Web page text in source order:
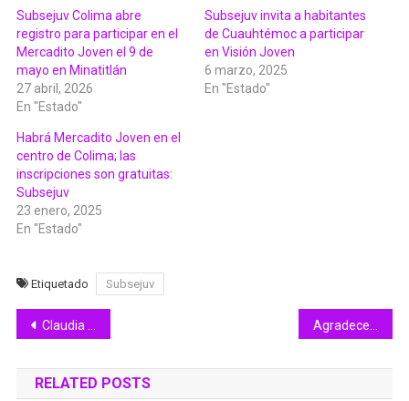
Subsejuv Colima abre
registro para participar en el
Mercadito Joven el 9 de
mayo en Minatitlán
27 abril, 2026
En "Estado"
Subsejuv invita a habitantes
de Cuauhtémoc a participar
en Visión Joven
6 marzo, 2025
En "Estado"
Habrá Mercadito Joven en el
centro de Colima; las
inscripciones son gratuitas:
Subsejuv
23 enero, 2025
En "Estado"
Etiquetado Subsejuv
Navegación
de
Claudia Sheinbaum e Indira Vizcaíno coinciden en que Pensión Mujeres Bienestar es equidad y justicia Agradece Indira Vizcaíno respaldo de la Presidenta de México para contar con Centros LIBRE en todos los municipios
RELATED POSTS